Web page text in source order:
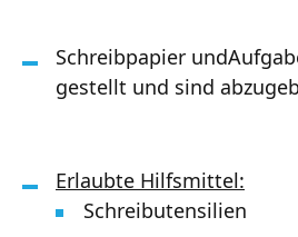
Schreibpapier
gestellt und sind
Erlaubte Hilfsmittel:
Schreibutensilien